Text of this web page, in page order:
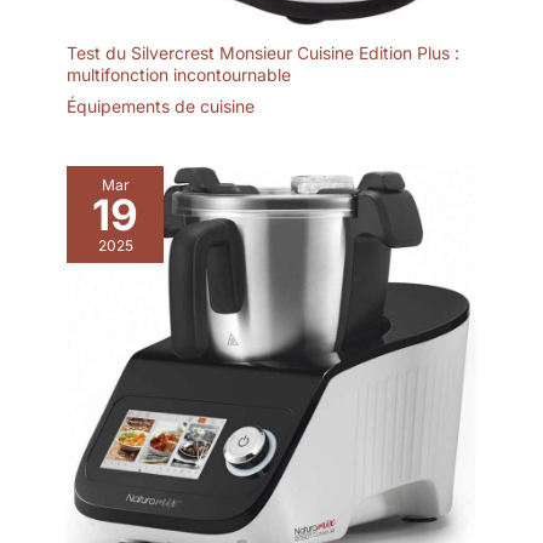
Test du Silvercrest Monsieur Cuisine Edition Plus :
multifonction incontournable
Équipements de cuisine
Mar
19
2025